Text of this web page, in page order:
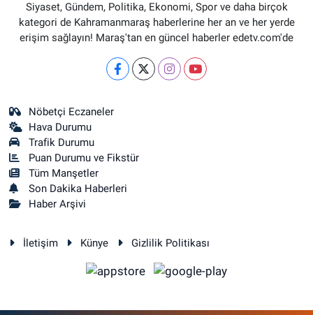
Siyaset, Gündem, Politika, Ekonomi, Spor ve daha birçok
kategori de Kahramanmaraş haberlerine her an ve her yerde
erişim sağlayın! Maraş'tan en güncel haberler edetv.com'de
Nöbetçi Eczaneler
Hava Durumu
Trafik Durumu
Puan Durumu ve Fikstür
Tüm Manşetler
Son Dakika Haberleri
Haber Arşivi
İletişim Künye Gizlilik Politikası